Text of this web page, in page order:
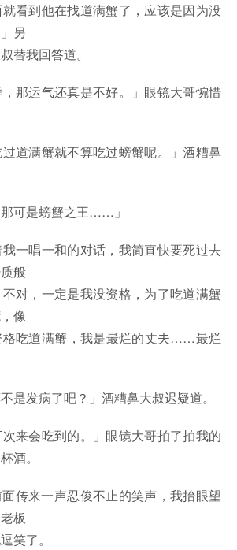
到他在找道满蟹了，应该是因为没
另
替我回答道。
运气还真是不好。」眼镜大哥惋惜
满蟹就不算吃过螃蟹呢。」酒糟鼻
可是螃蟹之王……」
唱一和的对话，我简直快要死过去
般
对，一定是我没资格，为了吃道满蟹
像
格吃道满蟹，我是最烂的丈夫……最烂
病了吧？」酒糟鼻大叔迟疑道。
会吃到的。」眼镜大哥拍了拍我的
酒。
来一声忍俊不止的笑声，我抬眼望
板
笑了。